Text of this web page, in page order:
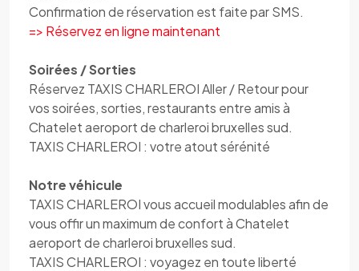
Confirmation de réservation est faite par SMS.
=> Réservez en ligne maintenant
Soirées / Sorties
Réservez TAXIS CHARLEROI Aller / Retour pour
vos soirées, sorties, restaurants entre amis à
Chatelet aeroport de charleroi bruxelles sud.
TAXIS CHARLEROI : votre atout sérénité
Notre véhicule
TAXIS CHARLEROI vous accueil modulables afin de
vous offir un maximum de confort à Chatelet
aeroport de charleroi bruxelles sud.
TAXIS CHARLEROI : voyagez en toute liberté